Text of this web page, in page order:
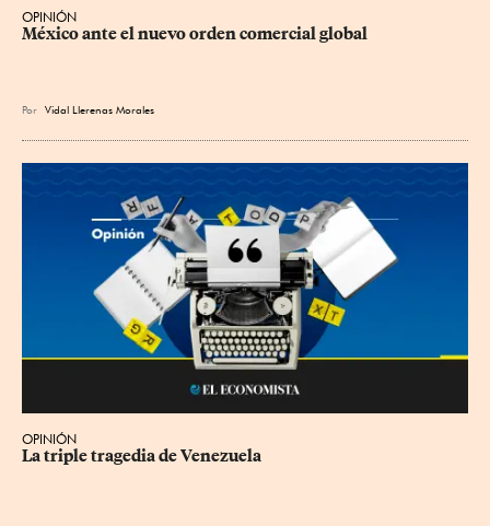
OPINIÓN
México ante el nuevo orden comercial global
Por Vidal Llerenas Morales
OPINIÓN
La triple tragedia de Venezuela